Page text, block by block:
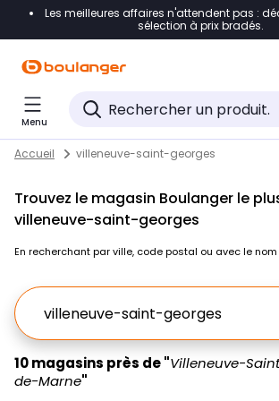
Accéder directement à la navigation
Accéder directement au pied de page
Accéder directement au chatbot
Les meilleures affaires n'attendent pas :
sélection à prix bradés.
Menu
Skip to content
Return to Nav
Accueil villeneuve-saint-georges
Trouvez le magasin Boulanger le
villeneuve-saint-georges
En recherchant par ville, code postal ou avec le
Ville, Region, Code postal ou Ville &
10 magasins près de "Villeneuve-
de-Marne"